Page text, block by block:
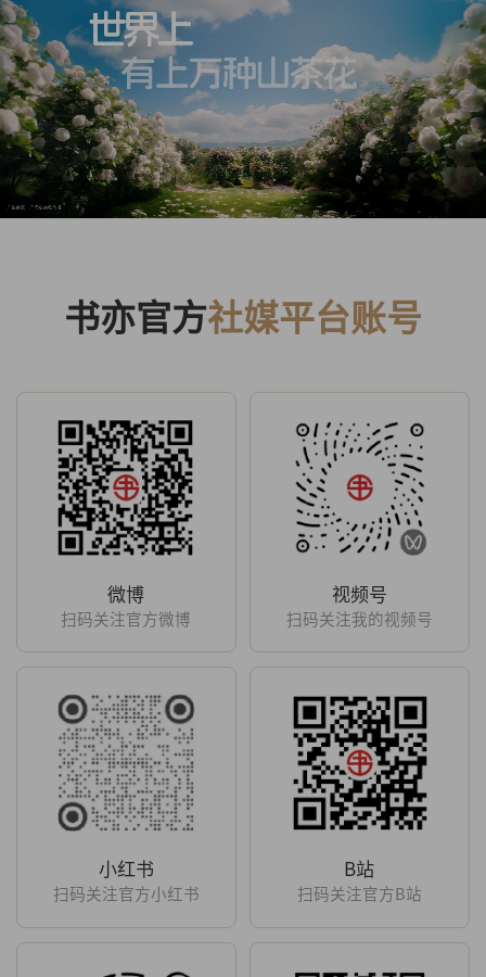
书亦官方社媒平台账号
微博
扫码关注官方微博
视频号
扫码关注我的视频号
小红书
扫码关注官方小红书
B站
扫码关注官方B站